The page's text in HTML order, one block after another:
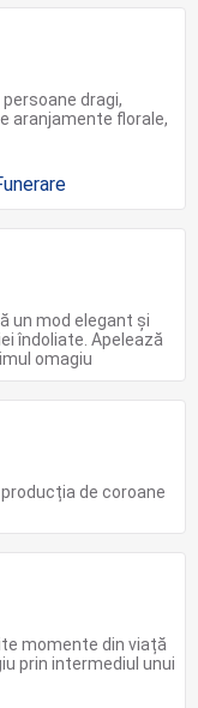
dragi,
aranjamente florale,
un mod elegant și
îndoliate. Apelează
omagiu
de coroane
momente din viață
prin intermediul unui